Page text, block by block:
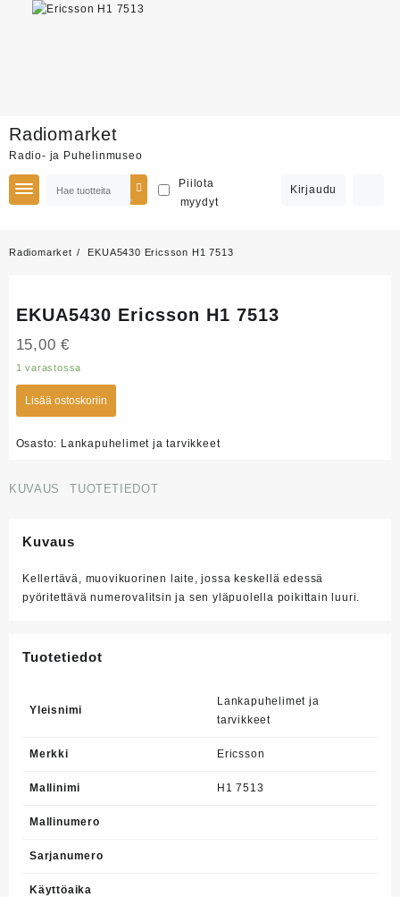
content
Radiomarket
Radio- ja Puhelinmuseo
Piilota
myydyt
Kirjaudu
Radiomarket EKUA5430 Ericsson H1 7513
EKUA5430 Ericsson H1 7513
15,00€
1 varastossa
Lisää ostoskoriin
Osasto: Lankapuhelimet ja tarvikkeet
KUVAUS TUOTETIEDOT
Kuvaus
Kellertävä, muovikuorinen laite, jossa keskellä edessä
pyöritettävä numerovalitsin ja sen yläpuolella poikittain luuri.
Tuotetiedot
Yleisnimi
Lankapuhelimet ja
tarvikkeet
Merkki Ericsson
Mallinimi H1 7513
Mallinumero
Sarjanumero
Käyttöaika